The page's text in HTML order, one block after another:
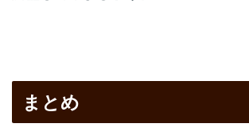
まとめ